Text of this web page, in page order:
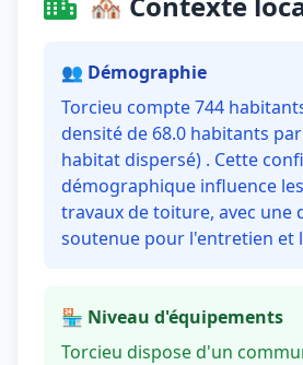
👥 Démographie
Torcieu compte 744
densité de 68.0 habitants
habitat dispersé) . Cette
démographique influence
travaux de toiture, avec une
soutenue pour l'entretien et
🏪 Niveau d'équipements
Torcieu dispose d'un